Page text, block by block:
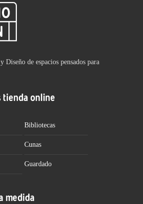
Diseño de espacios pensados para
tienda online
Bibliotecas
Cunas
Guardado
medida